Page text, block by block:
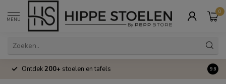
MENU
0
Ontdek200+ stoelen en tafels 9.6